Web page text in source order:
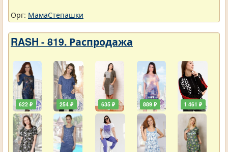
Орг: МамаСтепашки
RASH - 819. Распродажа
622 ₽ 254 ₽ 635 ₽ 889 ₽ 1 461 ₽